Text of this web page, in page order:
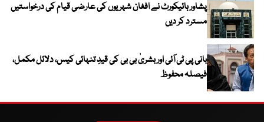
پشاور ہائیکورٹ نے افغان شہریوں کی عارضی قیام کی درخواستیں
مسترد کر دیں
بانی پی ٹی آئی اور بشریٰ بی بی کی قیدِ تنہائی کیس، دلائل مکمل،
فیصلہ محفوظ